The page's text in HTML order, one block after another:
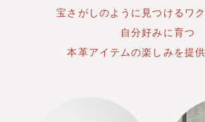
宝さがしのように見つけるワク
自分好みに育つ
本革アイテムの楽しみを提供